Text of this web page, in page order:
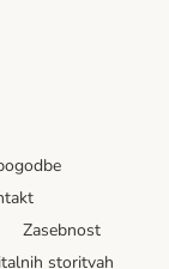
Zasebnost
storitvah